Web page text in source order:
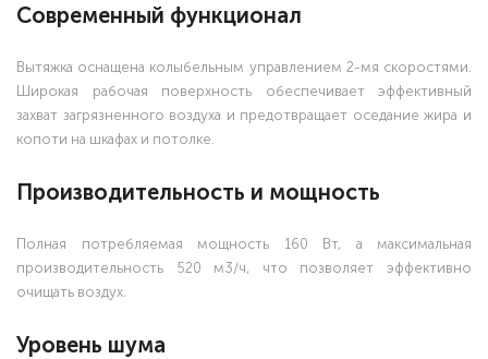
Современный функционал
Вытяжка оснащена колыбельным управлением 2-мя скоростями.
Широкая рабочая поверхность обеспечивает эффективный
захват загрязненного воздуха и предотвращает оседание жира и
копоти на шкафах и потолке.
Производительность и мощность
Полная потребляемая мощность 160 Вт, а максимальная
производительность 520 м3/ч, что позволяет эффективно
очищать воздух.
Уровень шума